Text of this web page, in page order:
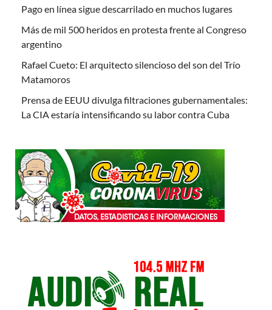
Pago en línea sigue descarrilado en muchos lugares
Más de mil 500 heridos en protesta frente al Congreso
argentino
Rafael Cueto: El arquitecto silencioso del son del Trío
Matamoros
Prensa de EEUU divulga filtraciones gubernamentales:
La CIA estaría intensificando su labor contra Cuba